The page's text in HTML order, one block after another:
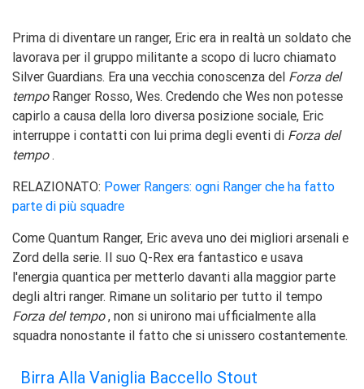
Prima di diventare un ranger, Eric era in realtà un soldato che
lavorava per il gruppo militante a scopo di lucro chiamato
Silver Guardians. Era una vecchia conoscenza del Forza del
tempoRanger Rosso, Wes. Credendo che Wes non potesse
capirlo a causa della loro diversa posizione sociale, Eric
interruppe i contatti con lui prima degli eventi di Forza del
tempo.
RELAZIONATO: Power Rangers: ogni Ranger che ha fatto
parte di più squadre
Come Quantum Ranger, Eric aveva uno dei migliori arsenali e
Zord della serie. Il suo Q-Rex era fantastico e usava
l'energia quantica per metterlo davanti alla maggior parte
degli altri ranger. Rimane un solitario per tutto il tempo
Forza del tempo, non si unirono mai ufficialmente alla
squadra nonostante il fatto che si unissero costantemente.
Birra Alla Vaniglia Baccello Stout